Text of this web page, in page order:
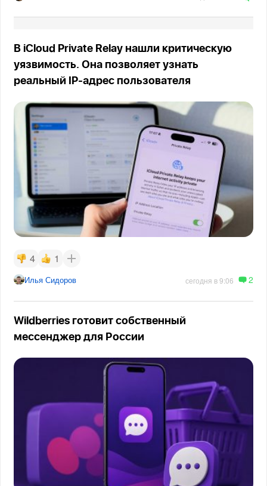
В iCloud Private Relay нашли критическую
уязвимость. Она позволяет узнать
реальный IP-адрес пользователя
4 1
Илья Сидоров сегодня в 9:06 2
Wildberries готовит собственный
мессенджер для России